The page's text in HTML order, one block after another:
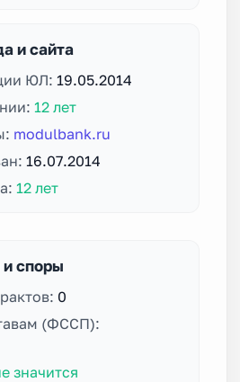
и сайта
ЮЛ: 19.05.2014
12 лет
modulbank.ru
16.07.2014
12 лет
и споры
0
(ФССП):
значится